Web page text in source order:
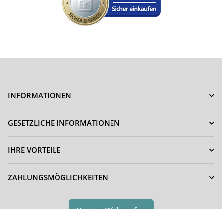
INFORMATIONEN
GESETZLICHE INFORMATIONEN
IHRE VORTEILE
ZAHLUNGSMÖGLICHKEITEN